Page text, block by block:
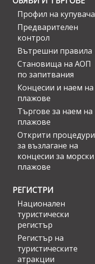
Профил на купувача
Предварителен
контрол
Вътрешни правила
Становища на АОП
по запитвания
Концесии и наем на
плажове
Търгове за наем на
плажове
Открити процедури
за възлагане на
концесии за морски
плажове
РЕГИСТРИ
Национален
туристически
регистър
Регистър на
туристическите
атракции